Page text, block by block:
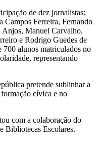
de dez jornalistas:
Campos Ferreira, Fernando
Manuel Carvalho,
e Rodrigo Guedes de
700 alunos matriculados no
representando
pretende sublinhar a
cívica e no
com a colaboração do
Bibliotecas Escolares.